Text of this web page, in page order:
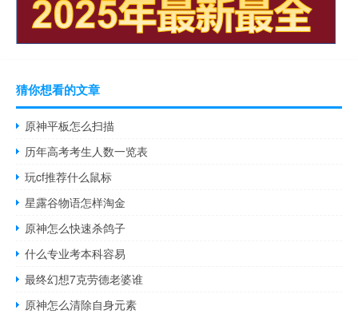
猜你想看的文章
原神平板怎么扫描
历年高考考生人数一览表
玩cf推荐什么鼠标
星露谷物语怎样淘金
原神怎么快速杀鸽子
什么专业考本科容易
最终幻想7克劳德老婆谁
原神怎么清除自身元素